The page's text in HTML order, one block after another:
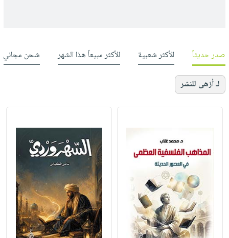
صدر حديثاً الأكثر شعبية الأكثر مبيعاً هذا الشهر شحن مجاني
لـ أزهى للنشر